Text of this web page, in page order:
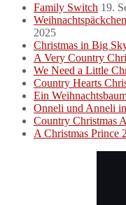
Family Switch 19.
2025
Christmas in Big
A Very Country
We Need a Little
Country Hearts
Ein
Onneli und Anneli
Country Christmas
A Christmas Prince